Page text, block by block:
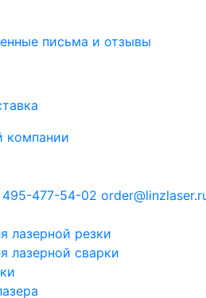
письма и отзывы
компании
495-477-54-02
лазерной резки
лазерной сварки